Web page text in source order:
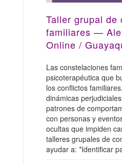
Taller grupal de
familiares —
Online /
Las constelaciones
psicoterapéutica que
los conflictos
dinámicas
patrones de
con personas y
ocultas que impiden
talleres grupales de
ayudar a: *Identificar